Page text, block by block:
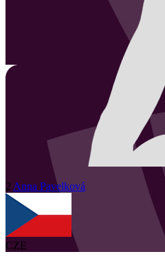
2 Anna Pavelková
CZE